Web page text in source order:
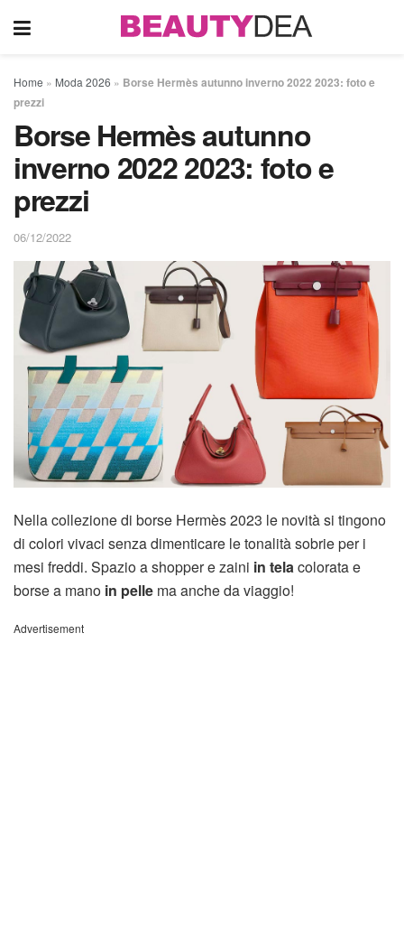
Home » Moda 2026 » Borse Hermès autunno inverno 2022 2023: foto e
prezzi
Borse Hermès autunno
inverno 2022 2023: foto e
prezzi
06/12/2022
Nella collezione di borse Hermès 2023 le novità si tingono
di colori vivaci senza dimenticare le tonalità sobrie per i
mesi freddi. Spazio a shopper e zaini in tela colorata e
borse a mano in pelle ma anche da viaggio!
Advertisement